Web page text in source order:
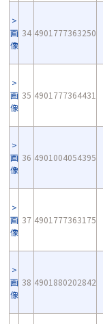
画
像
34 4901777363250
画
像
35 4901777364431
画
像
36 4901004054395
画
像
37 4901777363175
画
像
38 4901880202842